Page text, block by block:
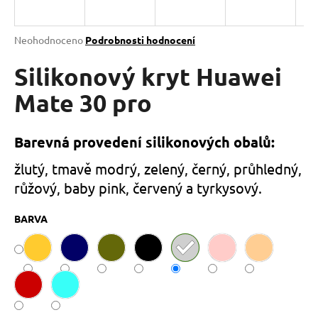
Průměrné
produktu
je
0,0
z
Neohodnoceno Podrobnosti hodnocení
Silikonový kryt Huawei
Mate 30 pro
Barevná provedení silikonových obalů:
žlutý, tmavě modrý, zelený, černý, průhledný,
růžový, baby pink, červený a tyrkysový.
BARVA
j
t
?
HLEDAT
D
o
p
o
r
u